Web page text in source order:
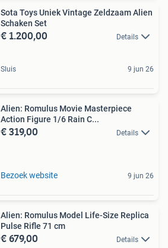
Sota Toys Uniek Vintage Zeldzaam Alien
Schaken Set
€ 1.200,00 Details
Sluis 9 jun 26
Alien: Romulus Movie Masterpiece
Action Figure 1/6 Rain C...
€ 319,00 Details
Bezoek website 9 jun 26
Alien: Romulus Model Life-Size Replica
Pulse Rifle 71 cm
€ 679,00 Details